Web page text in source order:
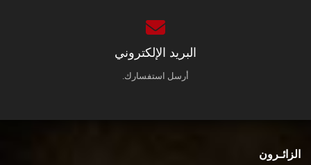
البريد الإلكتروني
أرسل استفسارك.
الزائـرون